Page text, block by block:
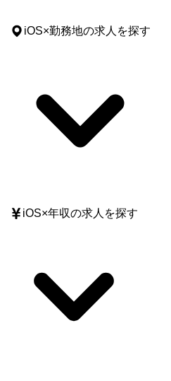
iOS×勤務地の求人を探す
iOS×年収の求人を探す